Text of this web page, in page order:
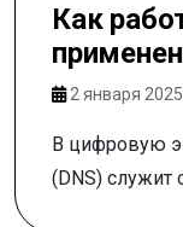
Как
2 января 2025
В цифровую
(DNS) служит